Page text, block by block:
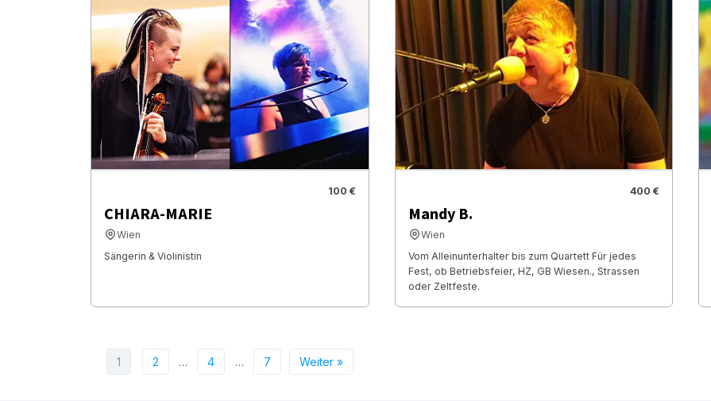
100 €
CHIARA-MARIE
Wien
Sängerin & Violinistin
400 €
Mandy B.
Wien
Vom Alleinunterhalter bis zum Quartett Für jedes
Fest, ob Betriebsfeier, HZ, GB Wiesen., Strassen
oder Zeltfeste.
1 2 … 4 … 7 Weiter »